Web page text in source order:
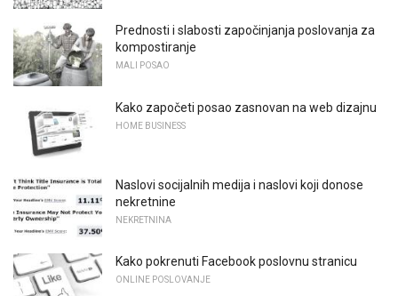
Prednosti i slabosti započinjanja poslovanja za
kompostiranje
MALI POSAO
Kako započeti posao zasnovan na web dizajnu
HOME BUSINESS
Naslovi socijalnih medija i naslovi koji donose
nekretnine
NEKRETNINA
Kako pokrenuti Facebook poslovnu stranicu
ONLINE POSLOVANJE